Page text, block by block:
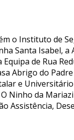
o Instituto de
Santa Isabel,
de Rua
Abrigo do
e Universitário
O Ninho da
Assistência,